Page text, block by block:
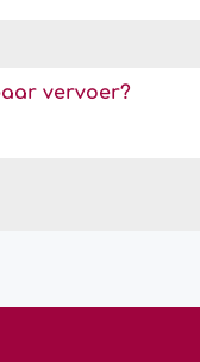
vervoer?